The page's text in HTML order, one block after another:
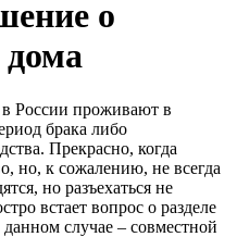
о
дома
в России проживают в
брака либо
Прекрасно, когда
но, к сожалению, не всегда
но разъехаться не
встает вопрос о разделе
случае – совместной